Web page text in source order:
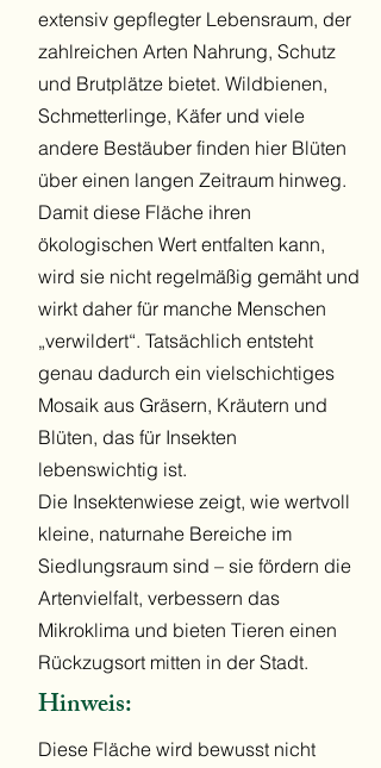
extensiv gepflegter Lebensraum, der
zahlreichen Arten Nahrung, Schutz
und Brutplätze bietet. Wildbienen,
Schmetterlinge, Käfer und viele
andere Bestäuber finden hier Blüten
über einen langen Zeitraum hinweg.
Damit diese Fläche ihren
ökologischen Wert entfalten kann,
wird sie nicht regelmäßig gemäht und
wirkt daher für manche Menschen
„verwildert“. Tatsächlich entsteht
genau dadurch ein vielschichtiges
Mosaik aus Gräsern, Kräutern und
Blüten, das für Insekten
lebenswichtig ist.
Die Insektenwiese zeigt, wie wertvoll
kleine, naturnahe Bereiche im
Siedlungsraum sind – sie fördern die
Artenvielfalt, verbessern das
Mikroklima und bieten Tieren einen
Rückzugsort mitten in der Stadt.
Hinweis:
Diese Fläche wird bewusst nicht